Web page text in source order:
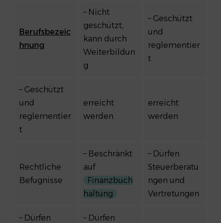
Berufsbezeic
hnung
– Nicht
geschützt,
kann durch
Weiterbildun
g
– Geschützt
und
reglementier
t
– Geschützt
und
reglementier
t
erreicht
werden
erreicht
werden
Rechtliche
Befugnisse
– Beschränkt
auf
Finanzbuch
haltung
– Dürfen
Steuerberatu
ngen und
Vertretungen
– Dürfen
– Dürfen